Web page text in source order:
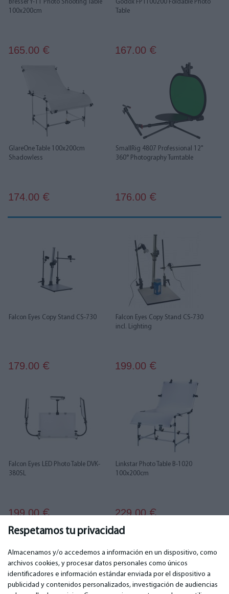
Respetamos tu privacidad
Almacenamos y/o accedemos a información en un dispositivo, como
archivos cookies, y procesar datos personales como únicos
identificadores e información estándar enviada por el dispositivo a
publicidad y contenidos personalizados, investigación de audiencias
Bresser Y-11 Photo Shooting Table
100x200cm
165.00 €
Godox FPT100200 Foldable Photo
Table
167.00 €
GlareOne Table 100x200cm
Shadowless
174.00 €
SmallRig 4807 Professional 12"
360° Photography Turntable
176.00 €
Falcon Eyes Copy Stand CS-730
179.00 €
Falcon Eyes Copy Stand CS-730
incl. Lighting
199.00 €
Falcon Eyes LED Photo Table DVK-
380SL
199.00€
Linkstar Photo Table B-1020
100x200cm
229.00€
IMPORTANTE CONTACTOS